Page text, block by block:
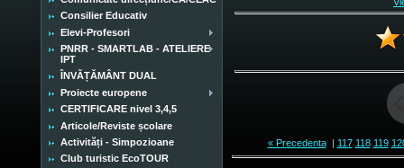
Consilier Educativ
Elevi-Profesori
PNRR - SMARTLAB - ATELIERE
IPT
ÎNVĂȚĂMÂNT DUAL
Proiecte europene
CERTIFICARE nivel 3,4,5
Articole/Reviste școlare
Activități - Simpozioane
Club turistic EcoTOUR
« Precedenta| 117 118 119